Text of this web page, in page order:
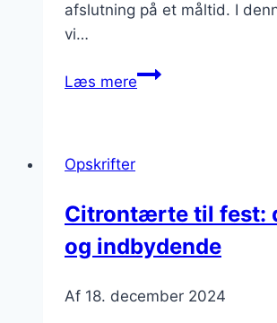
afslutning på et måltid. I
vi…
Læs mereCitrontærte
Opskrifter
Citrontærte til fest:
og indbydende
Af 18. december 2024